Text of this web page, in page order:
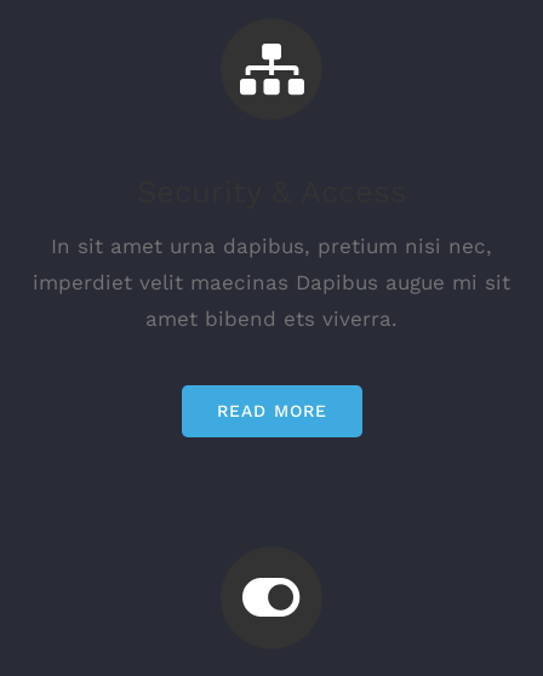
In sit amet urna dapibus, pretium nisi nec,
imperdiet velit maecinas Dapibus augue mi sit
amet bibend ets viverra.
READ MORE